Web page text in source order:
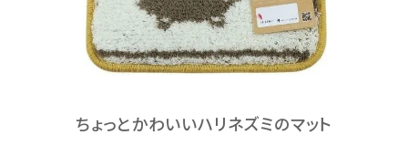
ちょっとかわいいハリネズミのマット